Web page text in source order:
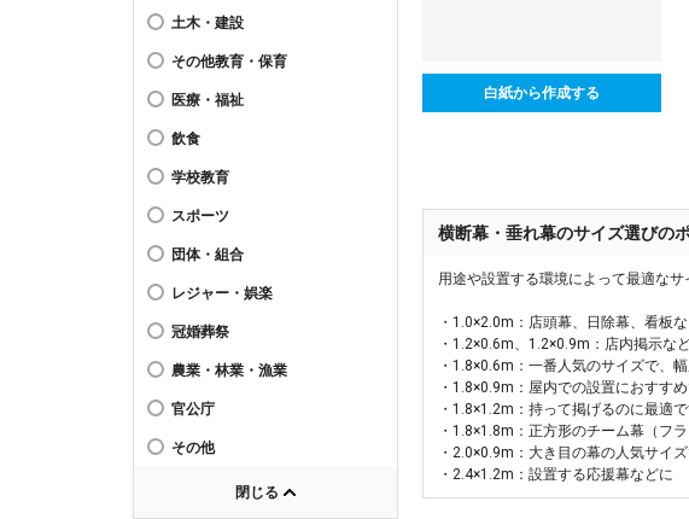
土木・建設
その他教育・保育
医療・福祉
飲食
学校教育
スポーツ
団体・組合
レジャー・娯楽
冠婚葬祭
農業・林業・漁業
官公庁
その他
閉じる
白紙から作成する
横断幕・垂れ幕のサイズ選びの
用途や設置する環境によって最適な
・1.0×2.0m：店頭幕、日除幕、看板な
・1.2×0.6m、1.2×0.9m：店内掲示など
・1.8×0.6m：一番人気のサイズで、
・1.8×0.9m：屋内での設置におすすめ
・1.8×1.2m：持って掲げるのに最適で
・1.8×1.8m：正方形のチーム幕（フ
・2.0×0.9m：大き目の幕の人気サイ
・2.4×1.2m：設置する応援幕などに